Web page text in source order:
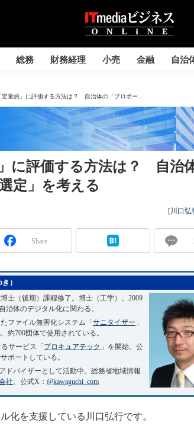
総務 財務経理 小売 金融 自治
定量的」に評価する方法は？ 自治体の「プロポー...
に評価する方法は？ 自治
定」を考える
[川口弘
Share
）
士（後期）課程修了。博士（工学）。2009
治体のデジタル化に関わる。
ファイル無害化システム「 サニタイザー 」
約700団体で使用されている。
サービス「 プロキュアテック 」を開始。公
ポートしている。
ドバイザーとして活動中。総務省地域情報
社、公式X： @kawaguchi_com
化を支援している川口弘行です。